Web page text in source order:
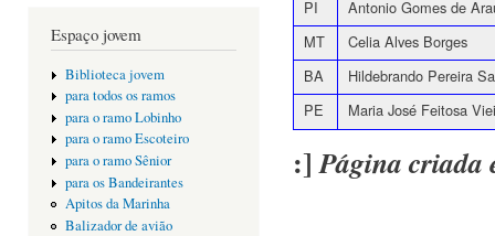
Espaço jovem
Biblioteca jovem
para todos os ramos
para o ramo Lobinho
para o ramo Escoteiro
para o ramo Sênior
para os Bandeirantes
Apitos da Marinha
Balizador de avião
PI
Antonio Gomes de
MT
Celia Alves Borges
BA
Hildebrando Pereira
PE
Maria José Feitosa
:]Página criada